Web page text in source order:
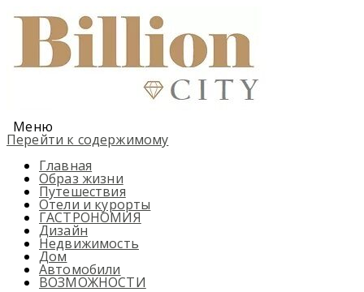
Меню
Перейти к содержимому
Главная
Образ жизни
Путешествия
Отели и курорты
ГАСТРОНОМИЯ
Дизайн
Недвижимость
Дом
Автомобили
ВОЗМОЖНОСТИ